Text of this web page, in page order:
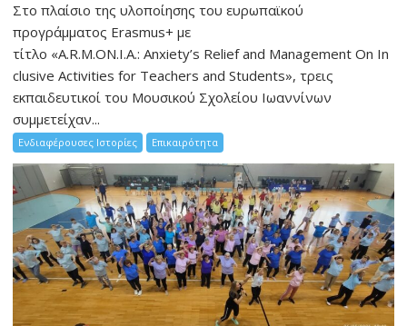
Στο πλαίσιο της υλοποίησης του ευρωπαϊκού
προγράμματος Erasmus+ με
τίτλο «A.R.M.ON.I.A.: Anxiety’s Relief and Management On In
clusive Activities for Teachers and Students», τρεις
εκπαιδευτικοί του Μουσικού Σχολείου Ιωαννίνων
συμμετείχαν...
Ενδιαφέρουσες Ιστορίες Επικαιρότητα